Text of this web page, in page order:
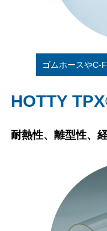
ゴムホースやC-
HOTTY
耐熱性、離型性、